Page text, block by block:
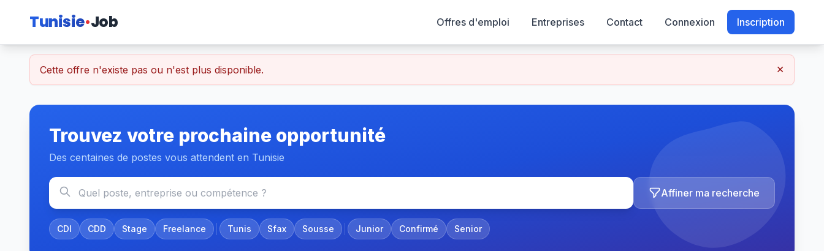
Tunisie Job Offres d'emploi Entreprises Contact Connexion Inscription
Cette offre n'existe pas ou n'est plus disponible. ×
Trouvez votre prochaine opportunité
Des centaines de postes vous attendent en Tunisie
Affiner ma recherche
CDI CDD Stage Freelance Tunis Sfax Sousse Junior Confirmé Senior